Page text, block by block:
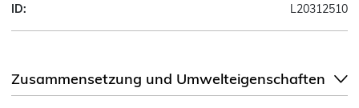
ID:
L20312510
Zusammensetzung und Umwelteigenschaften